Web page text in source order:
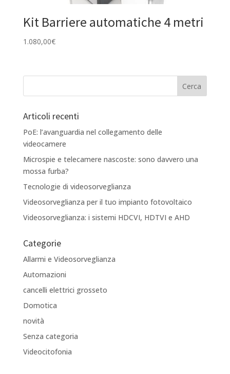
Kit Barriere automatiche 4 metri
1.080,00€
Articoli recenti
PoE: l’avanguardia nel collegamento delle
videocamere
Microspie e telecamere nascoste: sono davvero una
mossa furba?
Tecnologie di videosorveglianza
Videosorveglianza per il tuo impianto fotovoltaico
Videosorveglianza: i sistemi HDCVI, HDTVI e AHD
Categorie
Allarmi e Videosorveglianza
Automazioni
cancelli elettrici grosseto
Domotica
novità
Senza categoria
Videocitofonia